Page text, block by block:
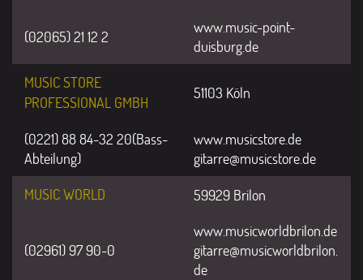
(02065) 21 12 2
www.music-point-
duisburg.de
MUSIC STORE
PROFESSIONAL GMBH
51103 Köln
(0221) 88 84-32 20(Bass-
Abteilung)
www.musicstore.de
gitarre@musicstore.de
MUSIC WORLD
59929 Brilon
(02961) 97 90-0
www.musicworldbrilon.de
gitarre@musicworldbrilon.
de